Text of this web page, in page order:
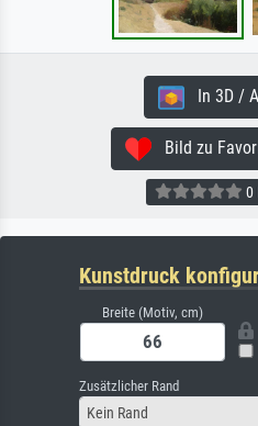
In 3D /
Bild zu
0
Kunstdruck
Breite (Motiv, cm)
Zusätzlicher Rand
Kein Rand